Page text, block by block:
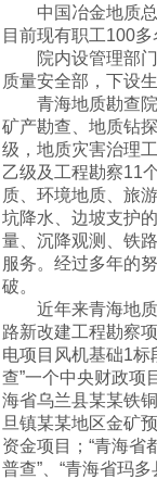
中国冶金地质
目前现有职工100
院内设管理部
质量安全部，下设
青海地质勘查
矿产勘查、地质钻
级，地质灾害治理
乙级及工程勘察11
质、环境地质、旅
坑降水、边坡支护
量、沉降观测、铁
服务。经过多年的
破。
近年来青海地
路新改建工程勘察
电项目风机基础1标
查”一个中央财政项
海省乌兰县某某铁
旦镇某某地区金矿
资金项目；“青海省
普查”、“青海省玛